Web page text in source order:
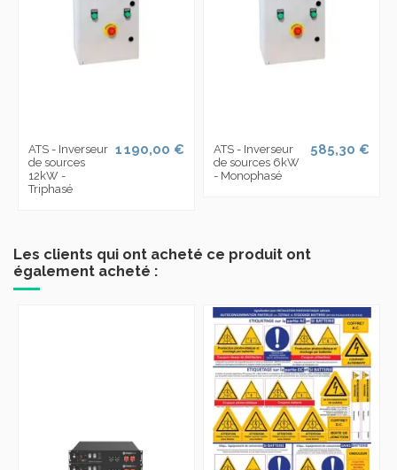
ATS - Inverseur
de sources
12kW -
Triphasé
1 190,00 €
ATS - Inverseur
de sources 6kW
- Monophasé
585,30 €
Les clients qui ont acheté ce produit ont
également acheté :